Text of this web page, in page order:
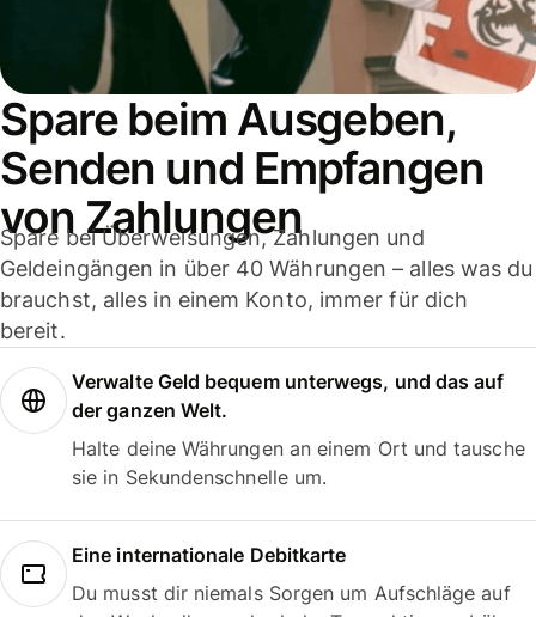
Spare beim Ausgeben,
Senden und Empfangen
von Zahlungen
Spare bei Überweisungen, Zahlungen und
Geldeingängen in über 40 Währungen – alles was du
brauchst, alles in einem Konto, immer für dich
bereit.
Verwalte Geld bequem unterwegs, und das auf
der ganzen Welt.
Halte deine Währungen an einem Ort und tausche
sie in Sekundenschnelle um.
Eine internationale Debitkarte
Du musst dir niemals Sorgen um Aufschläge auf